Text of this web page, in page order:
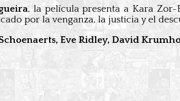
, la película presenta a Kara
por la venganza, la justicia y el
Eve Ridley, David